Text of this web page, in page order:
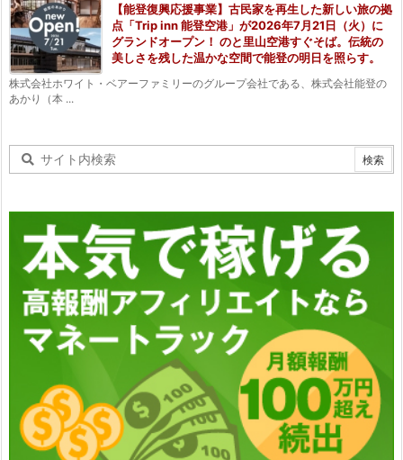
【能登復興応援事業】古民家を再生した新しい旅の拠
点「Trip inn 能登空港」が2026年7月21日（火）に
グランドオープン！ のと里山空港すぐそば。伝統の
美しさを残した温かな空間で能登の明日を照らす。
株式会社ホワイト・ベアーファミリーのグループ会社である、株式会社能登の
あかり（本 ...